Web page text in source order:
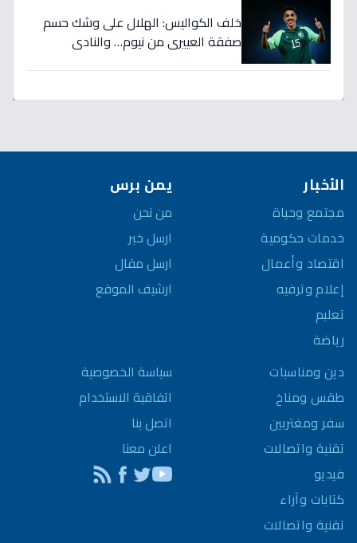
خلف الكواليس: الهلال على وشك حسم
صفقة العييري من نيوم… والنادي
الأخبار
مجتمع وحياة
خدمات حكومية
اقتصاد وأعمال
إعلام وترفيه
تعليم
رياضة
دين ومناسبات
طقس ومناخ
سفر ومغتربين
تقنية واتصالات
فيديو
كتابات وآراء
تقنية واتصالات
يمن برس
من نحن
ارسل خبر
ارسل مقال
ارشيف الموقع
سياسة الخصوصية
اتفاقية الاستخدام
اتصل بنا
اعلن معنا